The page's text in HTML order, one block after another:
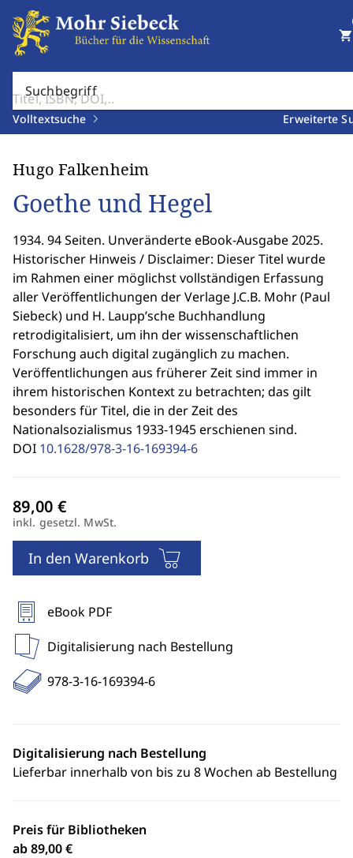
Suchbegriff
Volltextsuche Erweiterte
shopping_cart
Hugo Falkenheim
Goethe und Hegel
1934. 94 Seiten. Unveränderte eBook-Ausgabe 2025.
Historischer Hinweis / Disclaimer: Dieser Titel wurde
im Rahmen einer möglichst vollständigen Erfassung
aller Veröffentlichungen der Verlage J.C.B. Mohr (Paul
Siebeck) und H. Laupp’sche Buchhandlung
retrodigitalisiert, um ihn der wissenschaftlichen
Forschung auch digital zugänglich zu machen.
Veröffentlichungen aus früherer Zeit sind immer in
ihrem historischen Kontext zu betrachten; das gilt
besonders für Titel, die in der Zeit des
Nationalsozialismus 1933-1945 erschienen sind.
DOI 10.1628/978-3-16-169394-6
inkl. gesetzl. MwSt.
In den Warenkorb
eBook PDF
Digitalisierung nach Bestellung
978-3-16-169394-6
Digitalisierung nach Bestellung
Lieferbar innerhalb von bis zu 8 Wochen ab Bestellung
Preis für Bibliotheken
ab 89,00 €